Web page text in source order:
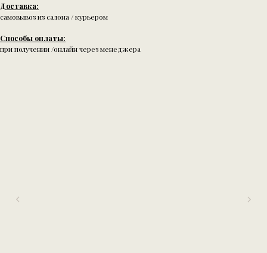
Доставка:
самовывоз из салона / курьером
Способы оплаты:
при получении /онлайн через менеджера